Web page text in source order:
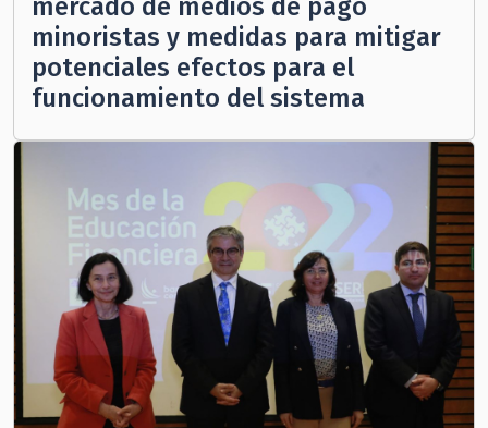
mercado de medios de pago
minoristas y medidas para mitigar
potenciales efectos para el
funcionamiento del sistema